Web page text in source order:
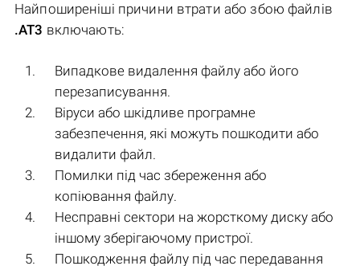
Найпоширеніші причини втрати або збою файлів
.AT3 включають:
Випадкове видалення файлу або його
перезаписування.
Віруси або шкідливе програмне
забезпечення, які можуть пошкодити або
видалити файл.
Помилки під час збереження або
копіювання файлу.
Несправні сектори на жорсткому диску або
іншому зберігаючому пристрої.
Пошкодження файлу під час передавання